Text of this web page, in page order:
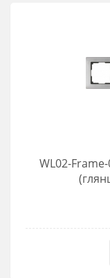
WL02-